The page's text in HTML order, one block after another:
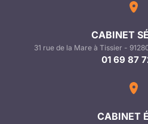
CABINET
31 rue de la Mare à Tissier -
01 69 87
CABINET